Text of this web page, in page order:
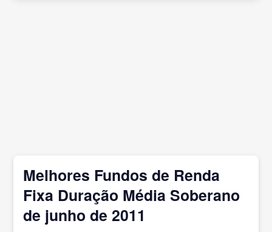
Melhores Fundos de Renda
Fixa Duração Média Soberano
de junho de 2011